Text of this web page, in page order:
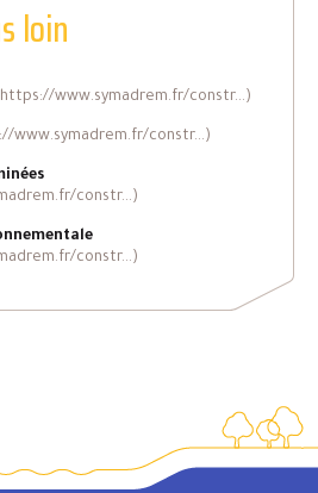
loin
www.symadrem.fr/constr...)
www.symadrem.fr/constr...)
constr...)
constr...)